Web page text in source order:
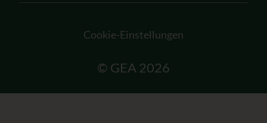
© GEA 2026
Cookie-Einstellungen